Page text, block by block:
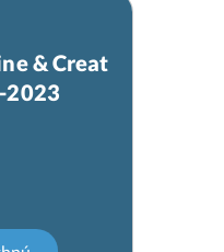
& Creat
2023